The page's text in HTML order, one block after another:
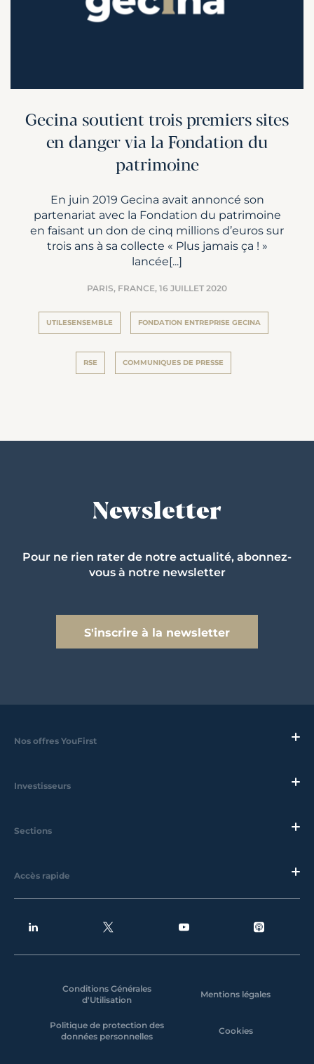
Gecina soutient trois premiers sites
en danger via la Fondation du
patrimoine
En juin 2019 Gecina avait annoncé son
partenariat avec la Fondation du patrimoine
en faisant un don de cinq millions d’euros sur
trois ans à sa collecte « Plus jamais ça ! »
lancée[...]
PARIS, FRANCE, 16 JUILLET 2020
UTILESENSEMBLE FONDATION ENTREPRISE GECINA
RSE COMMUNIQUES DE PRESSE
Newsletter
Pour ne rien rater de notre actualité, abonnez-
vous à notre newsletter
S'inscrire à la newsletter
Nos offres YouFirst
Investisseurs
Sections
Accès rapide
Conditions Générales
d'Utilisation
Mentions légales
Politique de protection des
données personnelles
Cookies